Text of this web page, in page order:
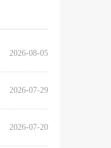
2026-08-05
2026-07-29
2026-07-20